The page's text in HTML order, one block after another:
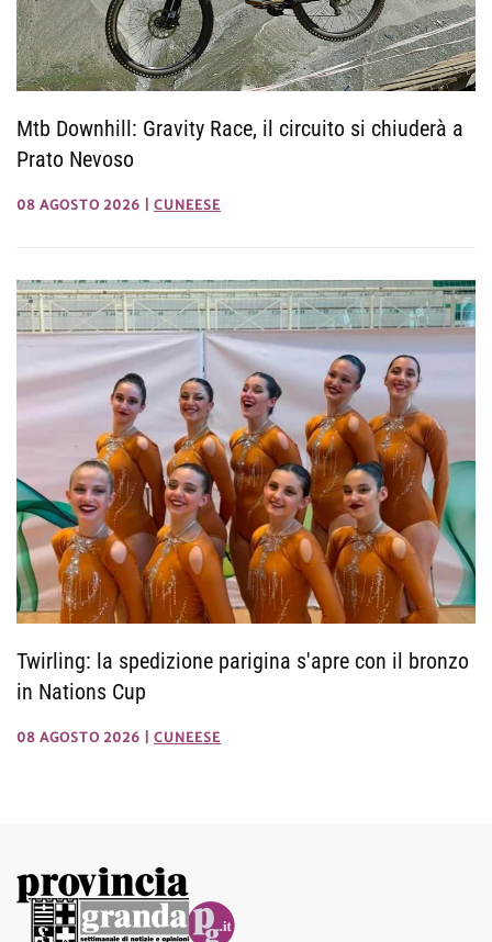
Mtb Downhill: Gravity Race, il circuito si chiuderà a
Prato Nevoso
08 AGOSTO 2026 CUNEESE
Twirling: la spedizione parigina s'apre con il bronzo
in Nations Cup
08 AGOSTO 2026 CUNEESE